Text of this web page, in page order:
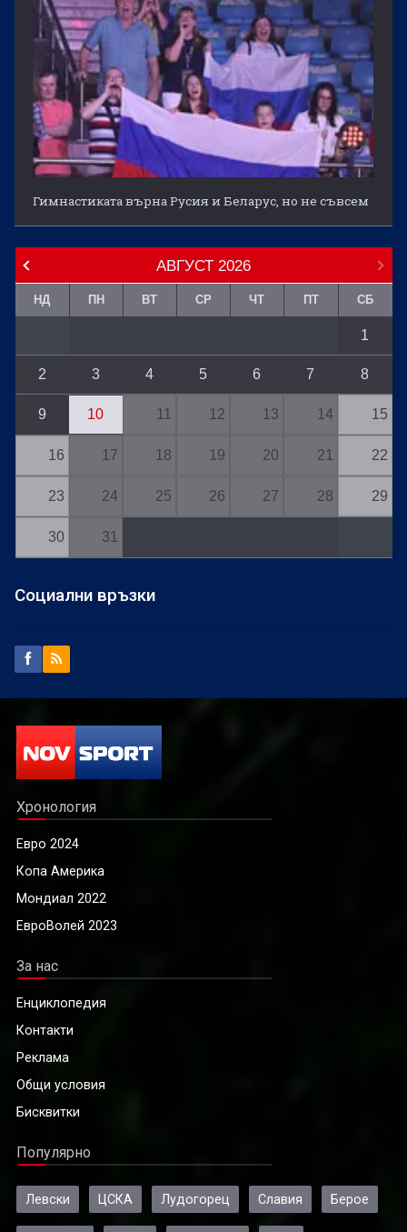
Гимнастиката върна Русия и Беларус, но не съвсем
АВГУСТ 2026
НД ПН ВТ СР ЧТ ПТ СБ
1
2 3 4 5 6 7 8
9 10 11 12 13 14 15
16 17 18 19 20 21 22
23 24 25 26 27 28 29
30 31
Социални връзки
Хронология
Евро 2024
Копа Америка
Мондиал 2022
ЕвроВолей 2023
За нас
Енциклопедия
Контакти
Реклама
Общи условия
Бисквитки
Популярно
Левски ЦСКА Лудогорец Славия Берое